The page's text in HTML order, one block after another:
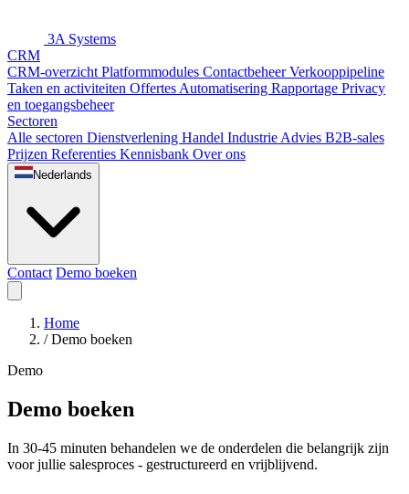
3A Systems
CRM
CRM-overzicht Platformmodules ContactbeheerVerkooppipeline
Taken en activiteiten Offertes Automatisering Rapportage Privacy
en toegangsbeheer
Sectoren
Alle sectoren Dienstverlening Handel Industrie Advies B2B-sales
Prijzen Referenties Kennisbank Over ons
Nederlands
Contact Demo boeken
Home
/ Demo boeken
Demo
Demo boeken
In 30-45 minuten behandelen we de onderdelen die belangrijk zijn
voor jullie salesproces - gestructureerd en vrijblijvend.